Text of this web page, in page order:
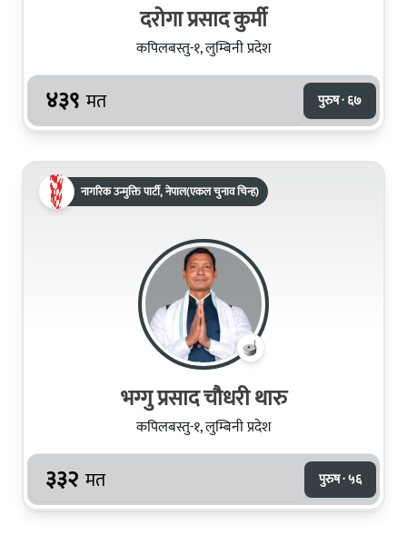
दरोगा प्रसाद कुर्मी
कपिलबस्तु-१, लुम्बिनी प्रदेश
४३९ मत पुरुष · ६७
नागरिक उन्मुक्ति पार्टी, नेपाल(एकल चुनाव चिन्ह)
भग्गु प्रसाद चौधरी थारु
कपिलबस्तु-१, लुम्बिनी प्रदेश
३३२ मत पुरुष · ५६